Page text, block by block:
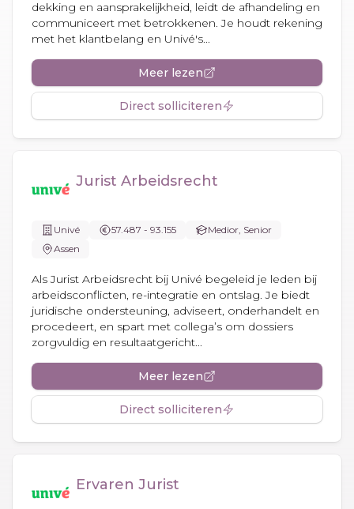
dekking en aansprakelijkheid, leidt de afhandeling en
communiceert met betrokkenen. Je houdt rekening
met het klantbelang en Univé's...
Meer lezen
Direct solliciteren
Jurist Arbeidsrecht
Univé 57.487 - 93.155
Medior, Senior
Assen
Als Jurist Arbeidsrecht bij Univé begeleid je leden bij
arbeidsconflicten, re-integratie en ontslag. Je biedt
juridische ondersteuning, adviseert, onderhandelt en
procedeert, en spart met collega’s om dossiers
zorgvuldig en resultaatgericht...
Meer lezen
Direct solliciteren
Ervaren Jurist